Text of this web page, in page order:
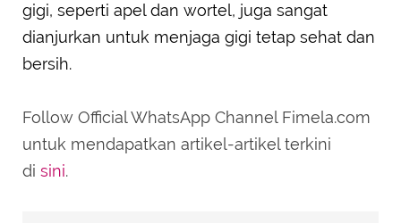
gigi, seperti apel dan wortel, juga sangat
dianjurkan untuk menjaga gigi tetap sehat dan
bersih.
Follow Official WhatsApp Channel Fimela.com
untuk mendapatkan artikel-artikel terkini
di sini.